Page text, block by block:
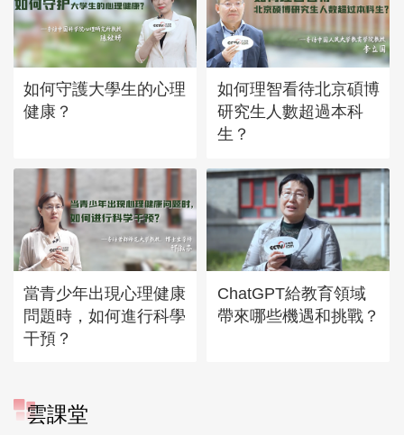
如何守護大學生的心理
健康？
如何理智看待北京碩博
研究生人數超過本科
生？
當青少年出現心理健康
問題時，如何進行科學
干預？
ChatGPT給教育領域
帶來哪些機遇和挑戰？
雲課堂